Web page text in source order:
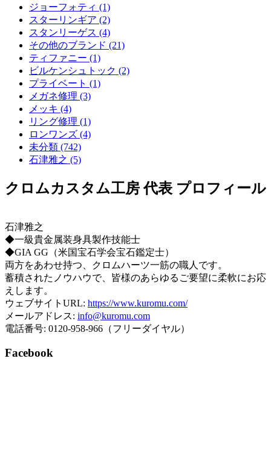
ジョーフォティ (1)
スターリンギア (2)
スタンリーゲス (4)
その他のブランド (21)
ティファニー (1)
ビルケンシュトック (2)
プライベート (1)
メガネ修理 (3)
メッキ (4)
リング修理 (1)
ロンワンズ (4)
未分類 (742)
石津雅之 (5)
クロムカスタム工房 代表 プロフィール
石津雅之
◆一級貴金属装身具製作技能士
◆GIA GG（米国宝石学会宝石鑑定士）
両方をあわせ持つ、クロムハーツ一筋の職人です。
蓄積されたノウハウで、皆様のあらゆるご要望に柔軟にお応
えします。
ウェブサイトURL: https://www.kuromu.com/
メールアドレス: info@kuromu.com
電話番号: 0120-958-966（フリーダイヤル）
Facebook